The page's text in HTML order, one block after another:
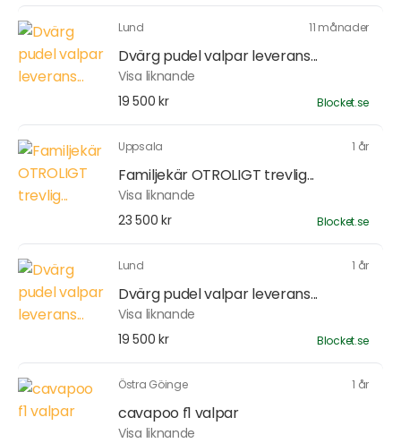
Lund 11 månader
Dvärg pudel valpar leverans...
Visa liknande
19 500 kr
Blocket.se
Uppsala 1 år
Familjekär OTROLIGT trevlig...
Visa liknande
23 500 kr
Blocket.se
Lund 1 år
Dvärg pudel valpar leverans...
Visa liknande
19 500 kr
Blocket.se
Östra Göinge 1 år
cavapoo f1 valpar
Visa liknande